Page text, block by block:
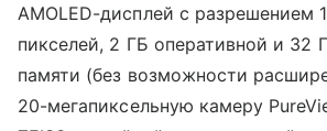
AMOLED-дисплей с разрешением
пикселей, 2 ГБ оперативной и 32
памяти (без возможности
20-мегапиксельную камеру